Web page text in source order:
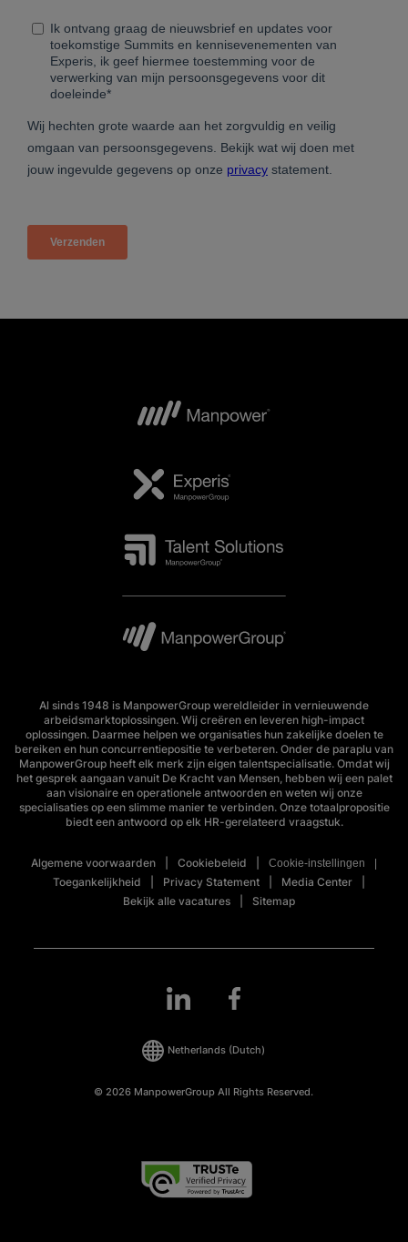
Al sinds 1948 is ManpowerGroup wereldleider in vernieuwende
arbeidsmarktoplossingen. Wij creëren en leveren high-impact
oplossingen. Daarmee helpen we organisaties hun zakelijke doelen te
bereiken en hun concurrentiepositie te verbeteren. Onder de paraplu van
ManpowerGroup heeft elk merk zijn eigen talentspecialisatie. Omdat wij
het gesprek aangaan vanuit De Kracht van Mensen, hebben wij een palet
aan visionaire en operationele antwoorden en weten wij onze
specialisaties op een slimme manier te verbinden. Onze totaalpropositie
biedt een antwoord op elk HR-gerelateerd vraagstuk.
Algemene voorwaarden Cookiebeleid Cookie-instellingen
Toegankelijkheid Privacy Statement
Media Center
Bekijk alle vacatures
Sitemap
© 2026 ManpowerGroup All Rights Reserved.
Netherlands (Dutch)